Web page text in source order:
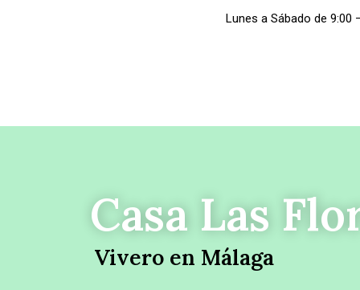
Lunes a Sábado de 9:00
Casa Las
Vivero en Málaga